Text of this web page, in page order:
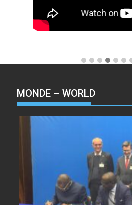
MONDE – WORLD